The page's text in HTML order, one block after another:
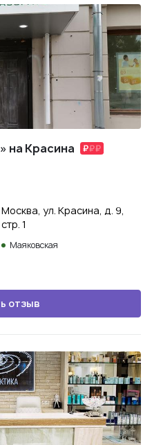
на Красина
Москва, ул. Красина, д. 9,
стр. 1
Маяковская
отзыв